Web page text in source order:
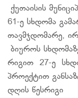
ქუთაისის
61-ე სხდომა
თავმჯდომარე,
ბიუროს
რიგით 27-ე
პროექტით
დღის წესრიგი